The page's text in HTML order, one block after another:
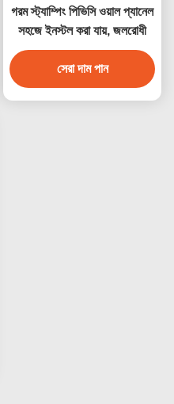
গরম স্ট্যাম্পিং পিভিসি ওয়াল প্যানেল
সহজে ইনস্টল করা যায়, জলরোধী
সেরা দাম পান